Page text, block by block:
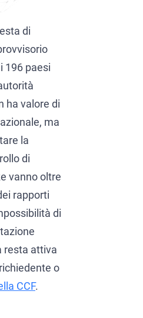
Diffusione Interpol
Estradizione dall’Italia
Estradizione tra Italia e
Estradizione tra
Mandato d’arresto
Avvocati per crimini dei
Avvocato presso la Corte
Crimini economici e
Prevenzione del riciclaggio
Aziende e manager
di
196 paesi
ha valore di
ma
la
di
vanno oltre
rapporti
di
resta attiva
o
CCF.